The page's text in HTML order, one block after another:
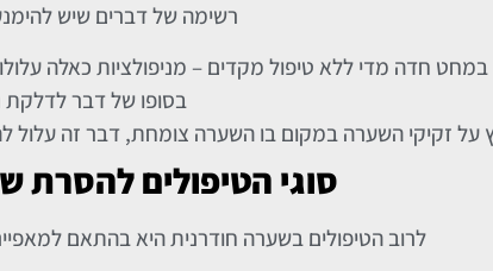
רשימה של דברים שיש
חדה מדי ללא טיפול מקדים – מניפולציות כאלה
בסופו של דבר לדלקת
על זקיקי השערה במקום בו השערה צומחת, דבר זה עלול
סוגי הטיפולים להסרת
לרוב הטיפולים בשערה חודרנית היא בהתאם